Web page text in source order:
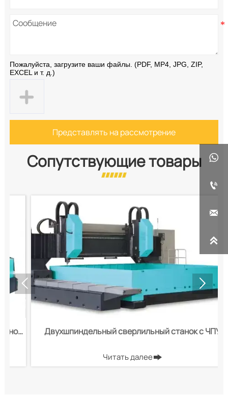
Пожалуйста, загрузите ваши файлы. (PDF, MP4, JPG, ZIP,
EXCEL и т. д.)
Представлять на рассмотрение
Сопутствующие товары
Двухшпиндельный сверлильный станок с ЧПУ
Читать далее
 



